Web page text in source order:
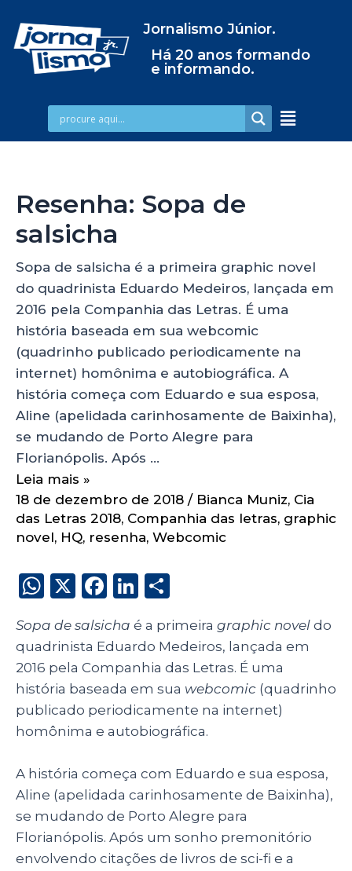
Jornalismo Júnior.
Há 20 anos formando
e informando.
Resenha: Sopa de
salsicha
Sopa de salsicha é a primeira graphic novel
do quadrinista Eduardo Medeiros, lançada em
2016 pela Companhia das Letras. É uma
história baseada em sua webcomic
(quadrinho publicado periodicamente na
internet) homônima e autobiográfica. A
história começa com Eduardo e sua esposa,
Aline (apelidada carinhosamente de Baixinha),
se mudando de Porto Alegre para
Florianópolis. Após …
Leia mais »
18 de dezembro de 2018 / Bianca Muniz, Cia
das Letras 2018, Companhia das letras, graphic
novel, HQ, resenha, Webcomic
W
a
ts
A
p
p
X
F
c
e
b
o
o
Li
k
e
dI
n
a
re
Sopa de salsicha é a primeira graphic novel do
quadrinista Eduardo Medeiros, lançada em
2016 pela Companhia das Letras. É uma
história baseada em sua webcomic (quadrinho
publicado periodicamente na internet)
homônima e autobiográfica.
A história começa com Eduardo e sua esposa,
Aline (apelidada carinhosamente de Baixinha),
se mudando de Porto Alegre para
Florianópolis. Após um sonho premonitório
envolvendo citações de livros de sci-fi e a